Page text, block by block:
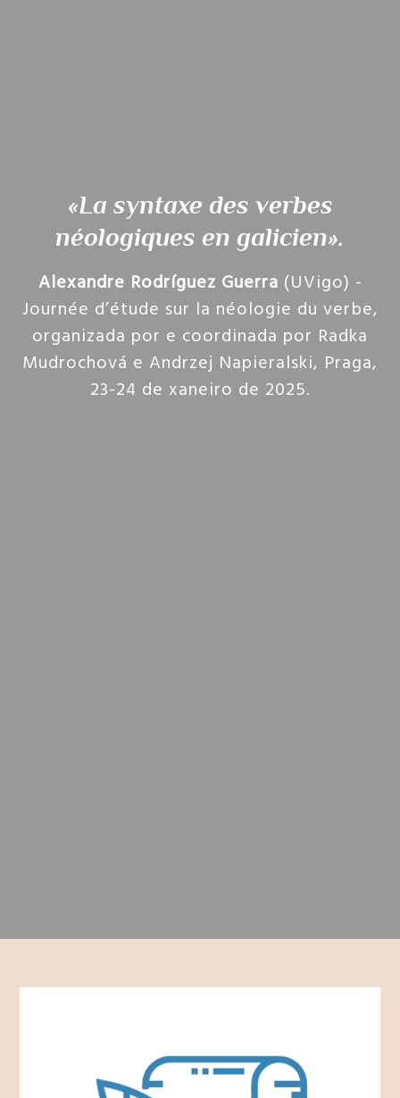
«La syntaxe des verbes
néologiques en galicien».
Alexandre Rodríguez Guerra (UVigo) -
Journée d’étude sur la néologie du verbe,
organizada por e coordinada por Radka
Mudrochová e Andrzej Napieralski, Praga,
23-24 de xaneiro de 2025.